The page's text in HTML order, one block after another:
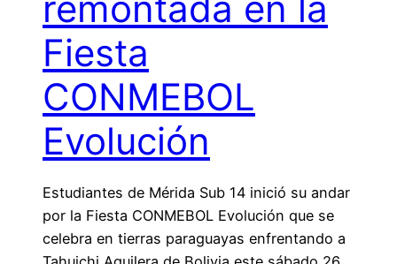
Fiesta
CONMEBOL
Evolución
Estudiantes de Mérida Sub 14 inició su andar
por la Fiesta CONMEBOL Evolución que se
celebra en tierras paraguayas enfrentando a